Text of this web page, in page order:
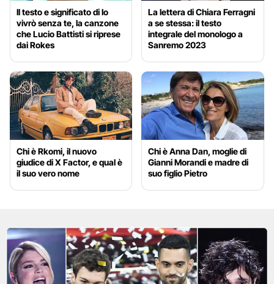
Il testo e significato di Io
vivrò senza te, la canzone
che Lucio Battisti si riprese
dai Rokes
La lettera di Chiara Ferragni
a se stessa: il testo
integrale del monologo a
Sanremo 2023
Chi è Rkomi, il nuovo
giudice di X Factor, e qual è
il suo vero nome
Chi è Anna Dan, moglie di
Gianni Morandi e madre di
suo figlio Pietro